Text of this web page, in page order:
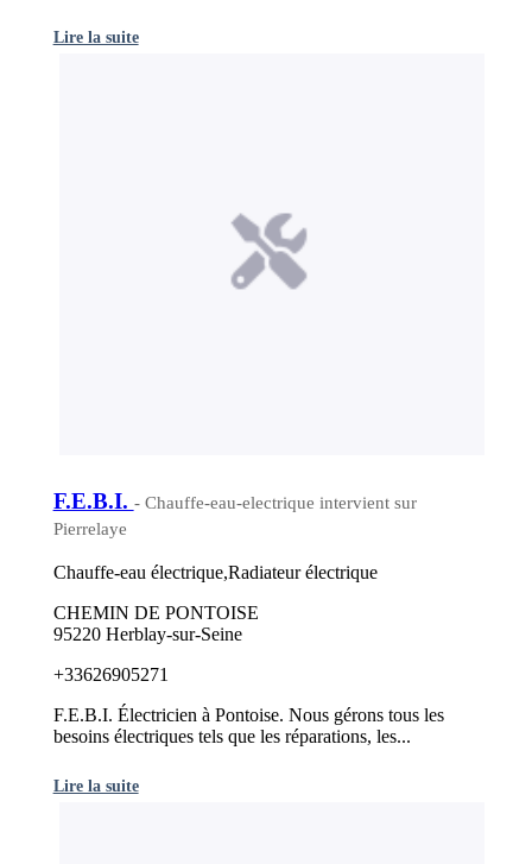
Lire la suite
F.E.B.I. - Chauffe-eau-electrique intervient sur
Pierrelaye
Chauffe-eau électrique,Radiateur électrique
CHEMIN DE PONTOISE
95220 Herblay-sur-Seine
+33626905271
F.E.B.I. Électricien à Pontoise. Nous gérons tous les
besoins électriques tels que les réparations, les...
Lire la suite